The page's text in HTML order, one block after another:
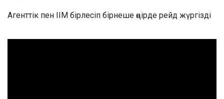
Агенттік пен ІІМ бірлесіп бірнеше өңірде рейд жүргізді